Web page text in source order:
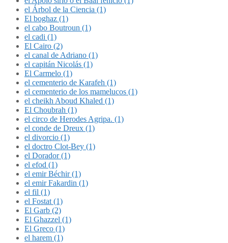
el Árbol de la Ciencia (1)
El boghaz (1)
el cabo Boutroun (1)
el cadi (1)
El Cairo (2)
el canal de Adriano (1)
el capitán Nicolás (1)
El Carmelo (1)
el cementerio de Karafeh (1)
el cementerio de los mamelucos (1)
el cheikh Aboud Khaled (1)
El Choubrah (1)
el circo de Herodes Agripa. (1)
el conde de Dreux (1)
el divorcio (1)
el doctro Clot-Bey (1)
el Dorador (1)
el efod (1)
el emir Béchir (1)
el emir Fakardin (1)
el fil (1)
el Fostat (1)
El Garb (2)
El Ghazzel (1)
El Greco (1)
el harem (1)